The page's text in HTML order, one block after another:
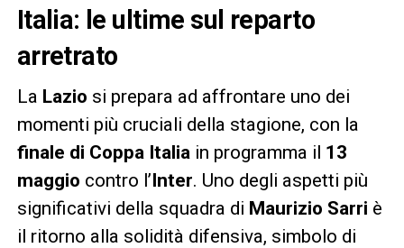
Italia: le ultime sul reparto
arretrato
La Lazio si prepara ad affrontare uno dei
momenti più cruciali della stagione, con la
finale di Coppa Italia in programma il 13
maggio contro l’Inter. Uno degli aspetti più
significativi della squadra di Maurizio Sarri è
il ritorno alla solidità difensiva, simbolo di